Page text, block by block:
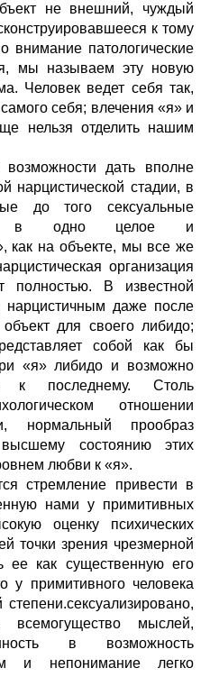
не внешний, чуждый
к тому
патологические
мы называем эту новую
Человек ведет себя так,
себя; влечения «я» и
нельзя отделить нашим
дать вполне
нарцистической стадии, в
до того сексуальные
в одно целое и
как на объекте, мы все же
организация
полностью. В известной
нарцистичным даже после
для своего либидо;
собой как бы
«я» либидо и возможно
к последнему. Столь
отношении
нормальный прообраз
высшему состоянию этих
любви к «я».
стремление привести в
нами у примитивных
оценку психических
точки зрения чрезмерной
ее как существенную его
у примитивного человека
мыслей,
в возможность
и непонимание легко